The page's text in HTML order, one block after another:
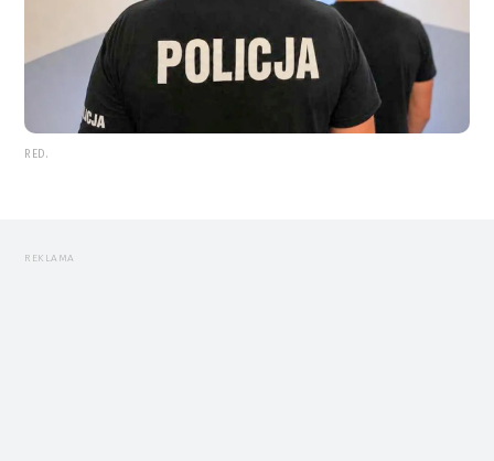
RED.
REKLAMA